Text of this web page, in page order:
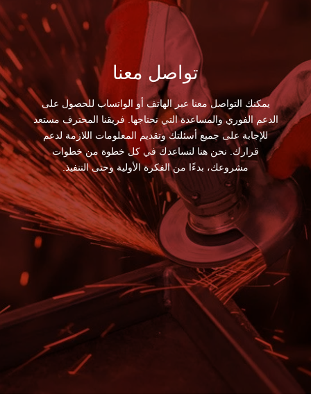
تواصل معنا
يمكنك التواصل معنا عبر الهاتف أو الواتساب للحصول على
الدعم الفوري والمساعدة التي تحتاجها. فريقنا المحترف مستعد
للإجابة على جميع أسئلتك وتقديم المعلومات اللازمة لدعم
قرارك. نحن هنا لنساعدك في كل خطوة من خطوات
مشروعك، بدءًا من الفكرة الأولية وحتى التنفيذ.